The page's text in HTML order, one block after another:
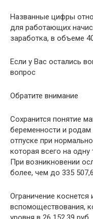
Названные цифры
для работающих
заработка, в объеме
Если у Вас остались
вопрос
Обратите внимание
Сохранится понятие
беременности и
отпуске при
которая всего на
При возникновении
более, чем до 335
Ограничение
вспомоществования,